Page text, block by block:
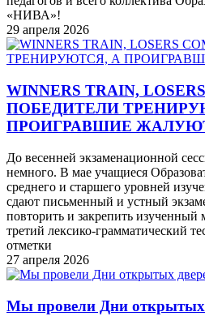
«НИВА»!
29 апреля 2026
WINNERS TRAIN,
ПОБЕДИТЕЛИ
ПРОИГРАВШИЕ
До весенней экзаменационной
немного. В мае учащиеся
среднего и старшего уровней
сдают письменный и устный
повторить и закрепить изученный
третий лексико-грамматический
отметки
27 апреля 2026
Мы провели Дни открытых